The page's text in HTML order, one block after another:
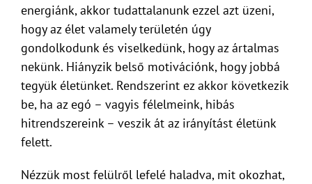
energiánk, akkor tudattalanunk ezzel azt üzeni,
hogy az élet valamely területén úgy
gondolkodunk és viselkedünk, hogy az ártalmas
nekünk. Hiányzik belső motivációnk, hogy jobbá
tegyük életünket. Rendszerint ez akkor következik
be, ha az egó – vagyis félelmeink, hibás
hitrendszereink – veszik át az irányítást életünk
felett.
Nézzük most felülről lefelé haladva, mit okozhat,